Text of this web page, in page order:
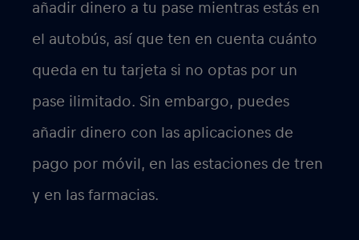
añadir dinero a tu pase mientras estás en
el autobús, así que ten en cuenta cuánto
queda en tu tarjeta si no optas por un
pase ilimitado. Sin embargo, puedes
añadir dinero con las aplicaciones de
pago por móvil, en las estaciones de tren
y en las farmacias.